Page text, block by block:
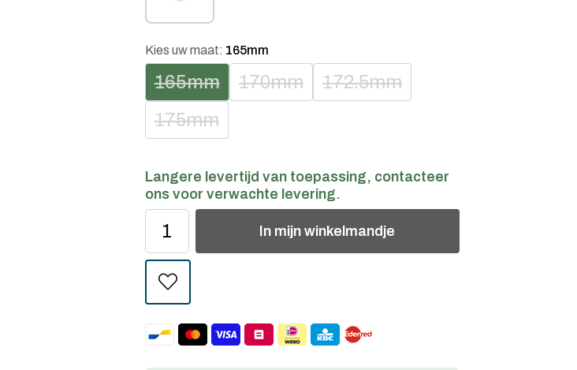
Kies uw maat: 165mm
165mm 170mm
172.5mm
175mm
Langere levertijd van toepassing, contacteer
ons voor verwachte levering.
In mijn winkelmandje